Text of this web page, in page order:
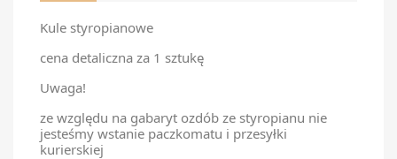
Kule styropianowe
cena detaliczna za 1 sztukę
Uwaga!
ze względu na gabaryt ozdób ze styropianu nie
jesteśmy wstanie paczkomatu i przesyłki
kurierskiej